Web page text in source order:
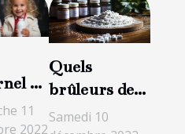
ou
:
11
2022
Quels
brûleurs de
graisse
Samedi 10